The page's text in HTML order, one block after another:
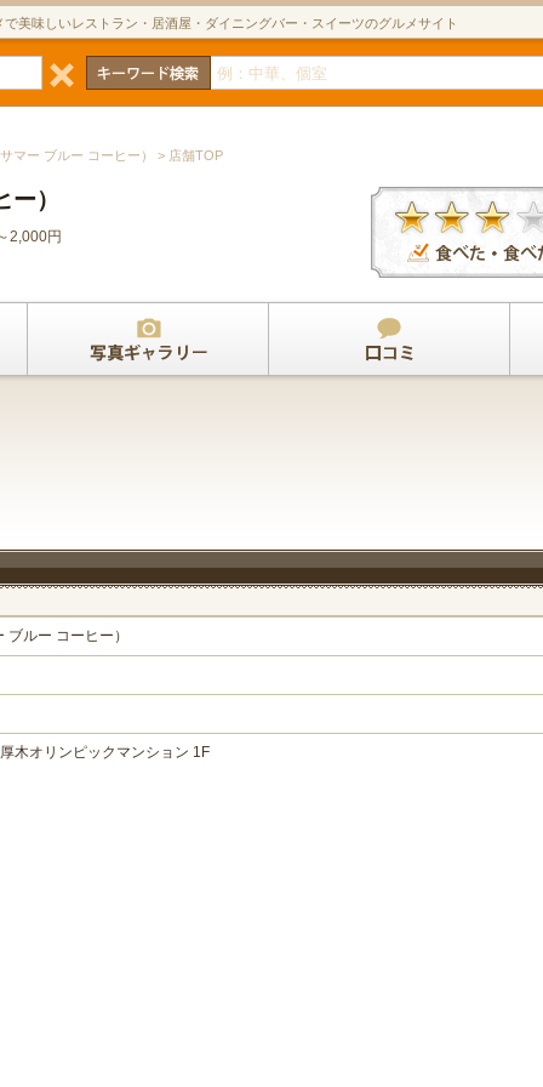
美味しいレストラン・居酒屋・ダイニングバー・スイーツのグルメサイト
マー ブルー コーヒー） > 店舗TOP
）
2,000円
ルー コーヒー）
木オリンピックマンション 1F